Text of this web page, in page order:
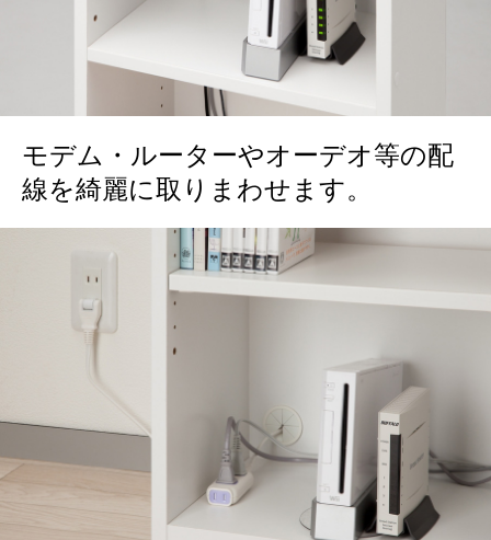
モデム・ルーターやオーデオ等の配
線を綺麗に取りまわせます。